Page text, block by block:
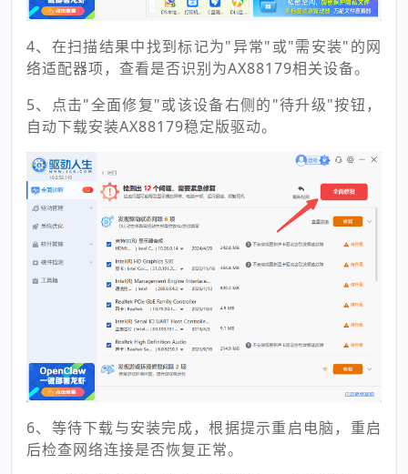
4、在扫描结果中找到标记为"异常"或"需安装"的网
络适配器项，查看是否识别为AX88179相关设备。
5、点击"全面修复"或该设备右侧的"待升级"按钮，
自动下载安装AX88179稳定版驱动。
6、等待下载与安装完成，根据提示重启电脑，重启
后检查网络连接是否恢复正常。